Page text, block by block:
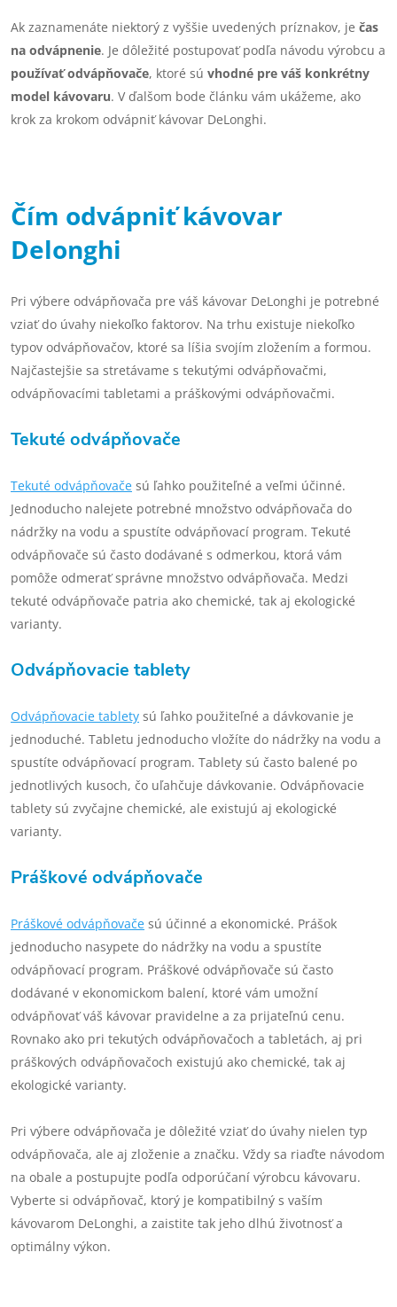
Ak zaznamenáte niektorý z vyššie uvedených príznakov, je čas
na odvápnenie. Je dôležité postupovať podľa návodu výrobcu a
používať odvápňovače, ktoré sú vhodné pre váš konkrétny
model kávovaru. V ďalšom bode článku vám ukážeme, ako
krok za krokom odvápniť kávovar DeLonghi.
Čím odvápniť kávovar
Delonghi
Pri výbere odvápňovača pre váš kávovar DeLonghi je potrebné
vziať do úvahy niekoľko faktorov. Na trhu existuje niekoľko
typov odvápňovačov, ktoré sa líšia svojím zložením a formou.
Najčastejšie sa stretávame s tekutými odvápňovačmi,
odvápňovacími tabletami a práškovými odvápňovačmi.
Tekuté odvápňovače
Tekuté odvápňovače sú ľahko použiteľné a veľmi účinné.
Jednoducho nalejete potrebné množstvo odvápňovača do
nádržky na vodu a spustíte odvápňovací program. Tekuté
odvápňovače sú často dodávané s odmerkou, ktorá vám
pomôže odmerať správne množstvo odvápňovača. Medzi
tekuté odvápňovače patria ako chemické, tak aj ekologické
varianty.
Odvápňovacie tablety
Odvápňovacie tablety sú ľahko použiteľné a dávkovanie je
jednoduché. Tabletu jednoducho vložíte do nádržky na vodu a
spustíte odvápňovací program. Tablety sú často balené po
jednotlivých kusoch, čo uľahčuje dávkovanie. Odvápňovacie
tablety sú zvyčajne chemické, ale existujú aj ekologické
varianty.
Práškové odvápňovače
Práškové odvápňovače sú účinné a ekonomické. Prášok
jednoducho nasypete do nádržky na vodu a spustíte
odvápňovací program. Práškové odvápňovače sú často
dodávané v ekonomickom balení, ktoré vám umožní
odvápňovať váš kávovar pravidelne a za prijateľnú cenu.
Rovnako ako pri tekutých odvápňovačoch a tabletách, aj pri
práškových odvápňovačoch existujú ako chemické, tak aj
ekologické varianty.
Pri výbere odvápňovača je dôležité vziať do úvahy nielen typ
odvápňovača, ale aj zloženie a značku. Vždy sa riaďte návodom
na obale a postupujte podľa odporúčaní výrobcu kávovaru.
Vyberte si odvápňovač, ktorý je kompatibilný s vaším
kávovarom DeLonghi, a zaistite tak jeho dlhú životnosť a
optimálny výkon.